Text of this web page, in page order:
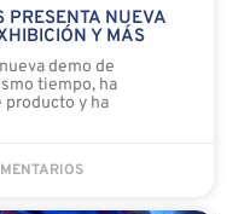
PRESENTA NUEVA
Y MÁS
demo de
tiempo, ha
producto y ha